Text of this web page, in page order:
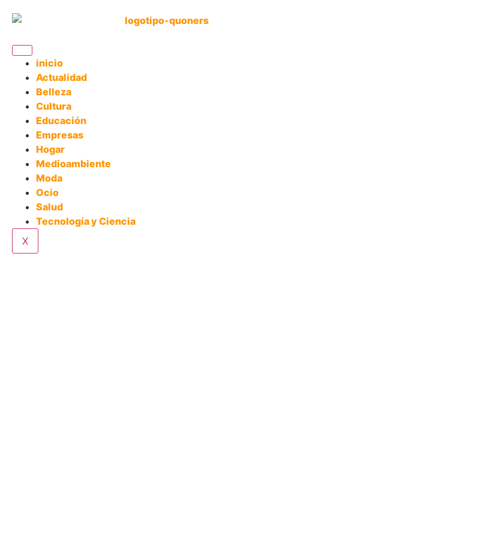
inicio
Actualidad
Belleza
Cultura
Educación
Empresas
Hogar
Medioambiente
Moda
Ocio
Salud
Tecnología y Ciencia
X